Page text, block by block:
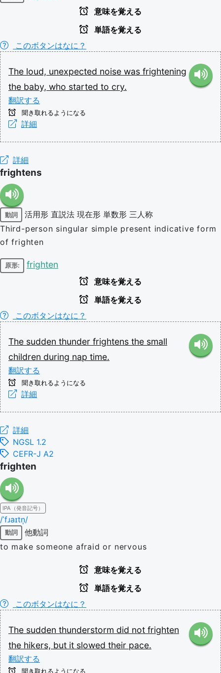
意味を覚える
単語を覚える
このボタンはなに？
The loud, unexpected noise was frightening
the baby, who started to cry.
翻訳する
聞き取れるようになる
詳細
詳細
frightens
動詞 活用形 直説法 現在形 単数形 三人称
Third-person singular simple present indicative form
of frighten
原形: frighten
意味を覚える
単語を覚える
このボタンはなに？
The sudden thunder frightens the small
children during nap time.
翻訳する
聞き取れるようになる
詳細
詳細
NGSL 1.2
CEFR-J A2
frighten
IPA（発音記号）
/ˈfɹaɪtn̩/
動詞
他動詞
to make someone afraid or nervous
意味を覚える
単語を覚える
このボタンはなに？
The sudden thunderstorm did not frighten
the hikers, but it slowed their pace.
翻訳する
聞き取れるようになる